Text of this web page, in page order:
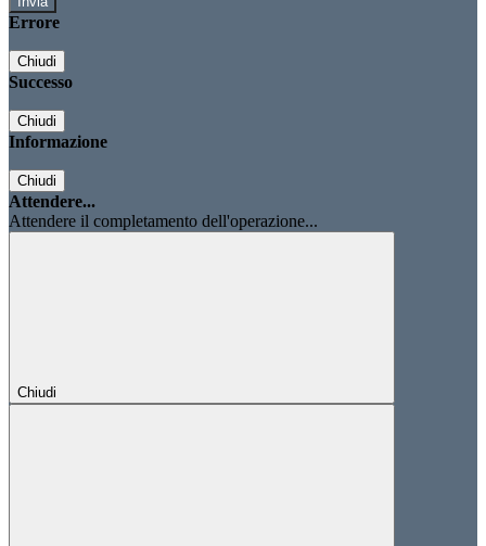
Errore
Chiudi
Successo
Chiudi
Informazione
Chiudi
Attendere...
Attendere il completamento dell'operazione...
Chiudi